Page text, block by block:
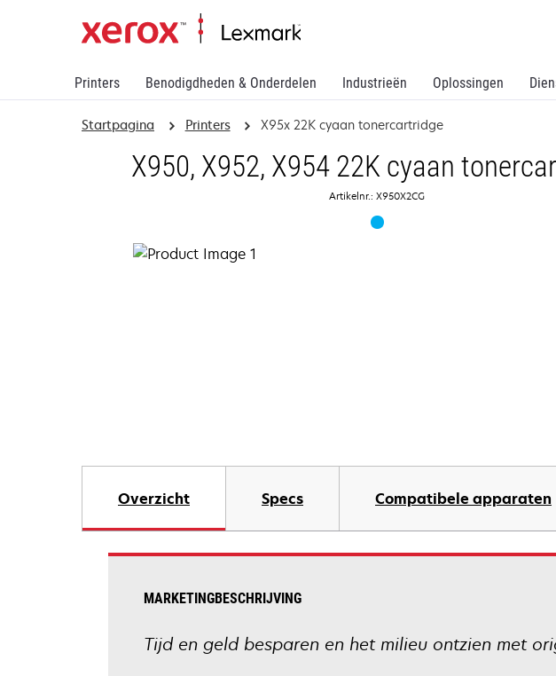
Printers Benodigdheden & Onderdelen Industrieën Oplossingen
Startpagina Printers X95x 22K cyaan tonercartridge
X950, X952, X954 22K cyaan
Artikelnr.: X950X2CG
Overzicht Specs Compatibele apparaten
MARKETINGBESCHRIJVING
Tijd en geld besparen en het milieu ontzien met